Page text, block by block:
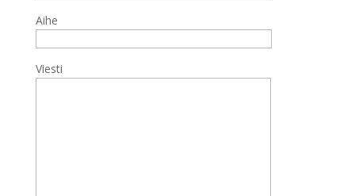
Aihe
Viesti